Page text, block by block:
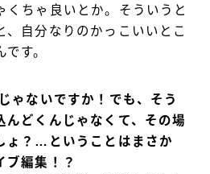
くちゃ良いとか。そういうと
、自分なりのかっこいいとこ
す。
ゃないですか！でも、そう
んどくんじゃなくて、その場
ょ？…ということはまさか
ブ編集！？